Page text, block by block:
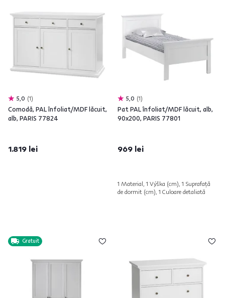
5,0 1
Comodă, PAL înfoliat/MDF lăcuit,
alb, PARIS 77824
1.819 lei
5,0 1
Pat PAL înfoliat/MDF lăcuit, alb,
90x200, PARIS 77801
969 lei
1 Material, 1 Výška (cm), 1 Suprafață
de dormit (cm), 1 Culoare detaliată
Gratuit